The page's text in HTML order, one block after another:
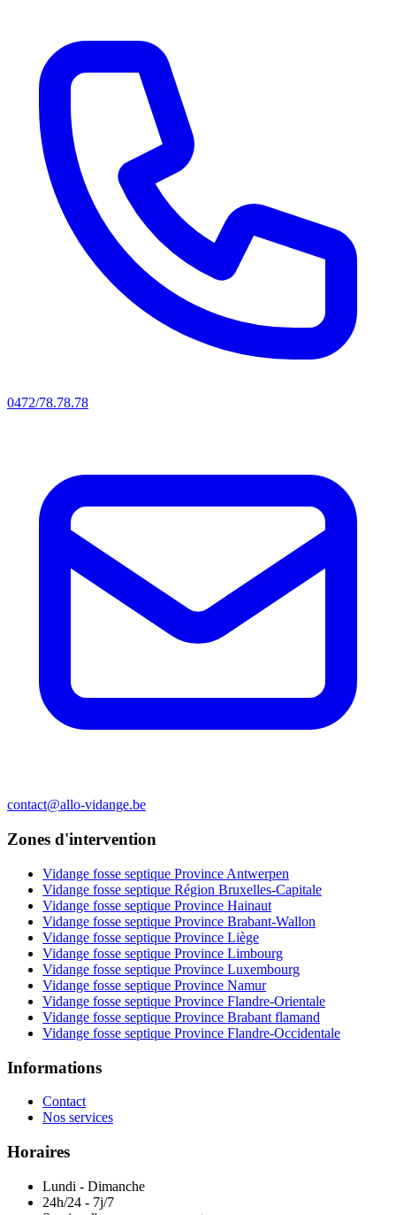
0472/78.78.78
contact@allo-vidange.be
Zones d'intervention
Vidange fosse septique Province Antwerpen
Vidange fosse septique Région Bruxelles-Capitale
Vidange fosse septique Province Hainaut
Vidange fosse septique Province Brabant-Wallon
Vidange fosse septique Province Liège
Vidange fosse septique Province Limbourg
Vidange fosse septique Province Luxembourg
Vidange fosse septique Province Namur
Vidange fosse septique Province Flandre-Orientale
Vidange fosse septique Province Brabant flamand
Vidange fosse septique Province Flandre-Occidentale
Informations
Contact
Nos services
Horaires
Lundi - Dimanche
24h/24 - 7j/7